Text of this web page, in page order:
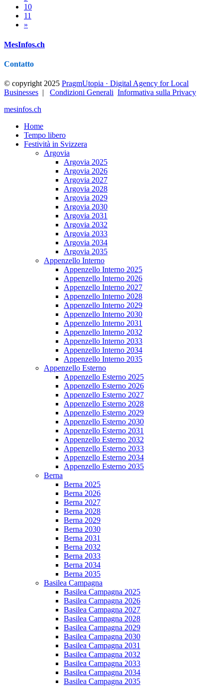
10
11
»
MesInfos.ch
Contatto
© copyright 2025 PragmUtopia · Digital Agency for Local
Businesses | Condizioni Generali Informativa sulla Privacy
mesinfos.ch
Home
Tempo libero
Festività in Svizzera
Argovia
Argovia 2025
Argovia 2026
Argovia 2027
Argovia 2028
Argovia 2029
Argovia 2030
Argovia 2031
Argovia 2032
Argovia 2033
Argovia 2034
Argovia 2035
Appenzello Interno
Appenzello Interno 2025
Appenzello Interno 2026
Appenzello Interno 2027
Appenzello Interno 2028
Appenzello Interno 2029
Appenzello Interno 2030
Appenzello Interno 2031
Appenzello Interno 2032
Appenzello Interno 2033
Appenzello Interno 2034
Appenzello Interno 2035
Appenzello Esterno
Appenzello Esterno 2025
Appenzello Esterno 2026
Appenzello Esterno 2027
Appenzello Esterno 2028
Appenzello Esterno 2029
Appenzello Esterno 2030
Appenzello Esterno 2031
Appenzello Esterno 2032
Appenzello Esterno 2033
Appenzello Esterno 2034
Appenzello Esterno 2035
Berna
Berna 2025
Berna 2026
Berna 2027
Berna 2028
Berna 2029
Berna 2030
Berna 2031
Berna 2032
Berna 2033
Berna 2034
Berna 2035
Basilea Campagna
Basilea Campagna 2025
Basilea Campagna 2026
Basilea Campagna 2027
Basilea Campagna 2028
Basilea Campagna 2029
Basilea Campagna 2030
Basilea Campagna 2031
Basilea Campagna 2032
Basilea Campagna 2033
Basilea Campagna 2034
Basilea Campagna 2035